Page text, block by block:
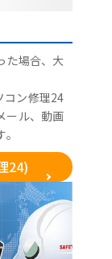
た場合、大
コン修理24
ール、動画
24)